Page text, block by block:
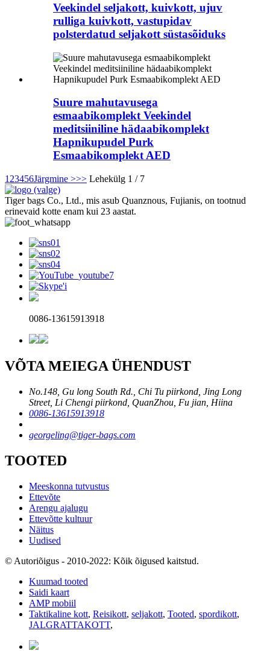
Veekindel seljakott, kuivkott, ujuv
rulliga kuivkott, vastupidav
polsterdatud seljakott süstasõiduks
Suure mahutavusega
esmaabikomplekt Veekindel
meditsiiniline hädaabikomplekt
Hapnikupudel Purk
Esmaabikomplekt AED
1 23456Järgmine >>> Lehekülg 1 / 7
Tiger bags Co., Ltd., mis asub Quanznous, Fujianis, on tootnud
erinevaid kotte enam kui 23 aastat.
0086-13615913918
VÕTA MEIEGA ÜHENDUST
No.148, Gu long South Rd., Chi Tu piirkond, Jing Long
Street, Li Chengi piirkond, QuanZhou, Fu jian, Hiina
0086-13615913918
georgeling@tiger-bags.com
TOOTED
Meeskonna tutvustus
Ettevõte
Arengu ajalugu
Ettevõtte kultuur
Näitus
Uudised
© Autoriõigus - 2010-2022: Kõik õigused kaitstud.
Kuumad tooted
Saidi kaart
AMP mobiil
Taktikaline kott, Reisikott, seljakott, Tooted, spordikott,
JALGRATTAKOTT,